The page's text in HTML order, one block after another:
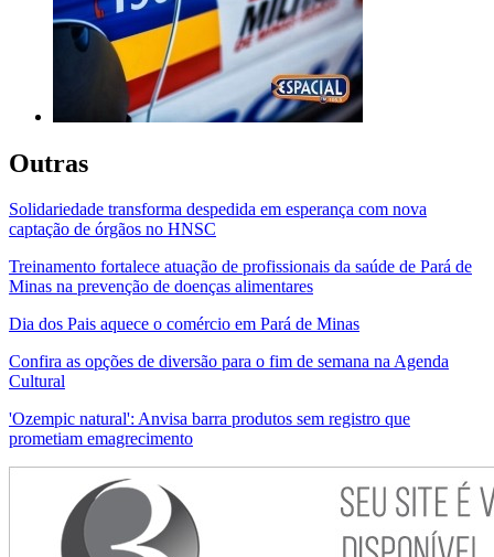
Outras
Solidariedade transforma despedida em esperança com nova
captação de órgãos no HNSC
Treinamento fortalece atuação de profissionais da saúde de Pará de
Minas na prevenção de doenças alimentares
Dia dos Pais aquece o comércio em Pará de Minas
Confira as opções de diversão para o fim de semana na Agenda
Cultural
'Ozempic natural': Anvisa barra produtos sem registro que
prometiam emagrecimento